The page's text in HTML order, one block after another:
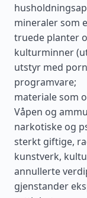
mineraler som
truede planter
kulturminner
utstyr med
programvare;
materiale som
Våpen og
narkotiske og
sterkt giftige,
kunstverk,
annullerte
gjenstander